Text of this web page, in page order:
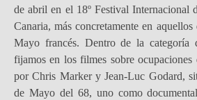
de abril en el 18º Festival Internacional
Canaria, más concretamente en
Mayo francés. Dentro de la categoría
fijamos en los filmes sobre ocupaciones
por Chris Marker y Jean-Luc Godard,
de Mayo del 68, uno como